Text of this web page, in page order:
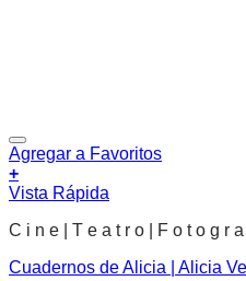
Agregar a Favoritos
+
Vista Rápida
C i n e | T e a t r o | F o t o g r a
Cuadernos de Alicia | Alicia